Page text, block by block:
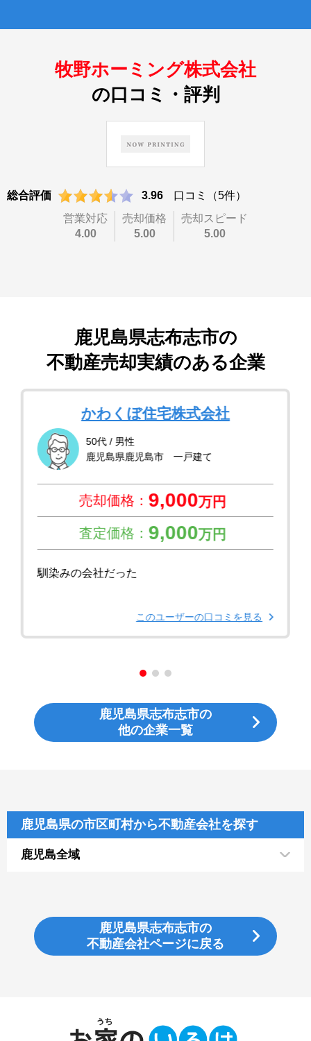
牧野ホーミング株式会社
の口コミ・評判
総合評価 3.96
口コミ（5件）
営業対応
4.00
売却価格
5.00
売却スピード
5.00
鹿児島県志布志市の
不動産売却実績のある企業
かわくぼ住宅株式会社
50代 / 男性
鹿児島県鹿児島市 一戸建て
売却価格： 9,000万円
査定価格： 9,000万円
馴染みの会社だった
このユーザーの口コミを見る
鹿児島県志布志市の
他の企業一覧
鹿児島県の市区町村から不動産会社を探す
鹿児島全域
鹿児島県志布志市の
不動産会社ページに戻る